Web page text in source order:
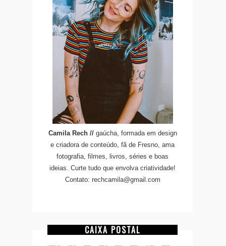
Camila Rech // gaúcha, formada em design
e criadora de conteúdo, fã de Fresno, ama
fotografia, filmes, livros, séries e boas
ideias. Curte tudo que envolva criatividade!
Contato: rechcamila@gmail.com
CAIXA POSTAL